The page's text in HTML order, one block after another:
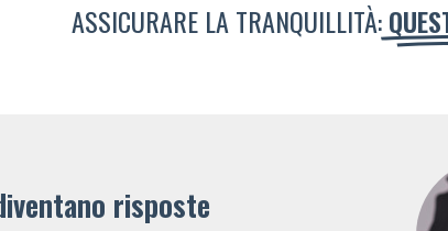
ASSICURARE LA TRANQUILLITÀ:
risposte